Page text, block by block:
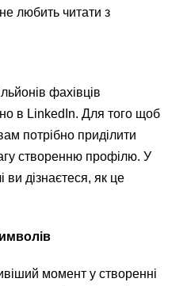
любить читати з
фахівців
в LinkedIn. Для того щоб
потрібно приділити
створенню профілю. У
ви дізнаєтеся, як це
момент у створенні